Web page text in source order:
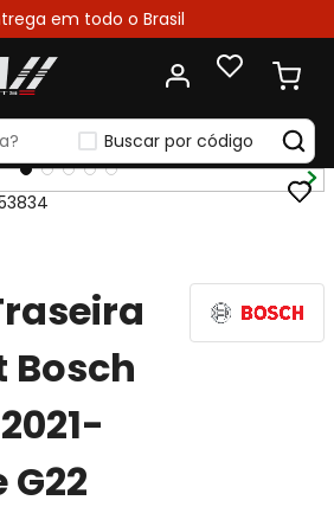
em todo o Brasil
Buscar por código
Bosch
G22